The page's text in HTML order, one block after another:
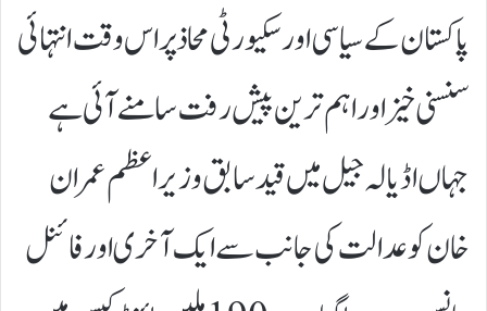
پاکستان کے سیاسی اور سکیورٹی محاذ پر اس وقت انتہائی
سنسنی خیز اور اہم ترین پیش رفت سامنے آئی ہے
جہاں اڈیالہ جیل میں قید سابق وزیراعظم عمران
خان کو عدالت کی جانب سے ایک آخری اور فائنل